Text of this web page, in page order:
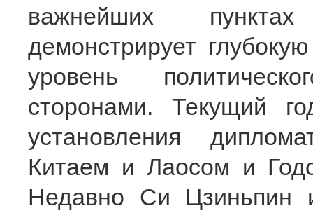
важнейших
демонстрирует
уровень
сторонами. Текущий
установления
Китаем и Лаосом и
Недавно Си Цзиньпин